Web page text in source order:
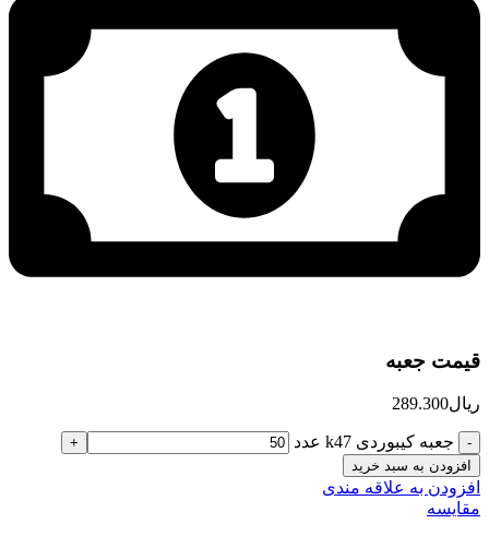
قیمت جعبه
ریال289.300
جعبه کیبوردی k47 عدد
افزودن به سبد خرید
افزودن به علاقه مندی
مقایسه